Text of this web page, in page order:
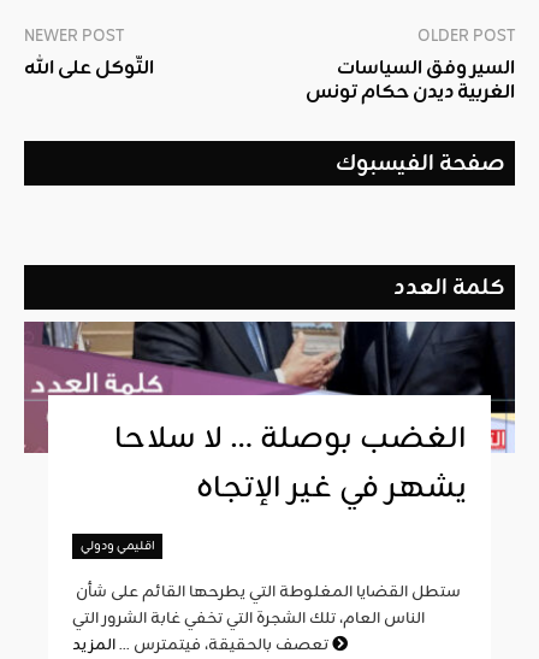
NEWER POST
التّوكل على الله
OLDER POST
السير وفق السياسات
الغربية ديدن حكام تونس
صفحة الفيسبوك
كلمة العدد
الغضب بوصلة … لا سلاحا
يشهر في غير الإتجاه
اقليمي ودولي
الناس العام، تلك الشجرة التي تخفي غابة الشرور التي
تعصف بالحقيقة، فيتمترس ...